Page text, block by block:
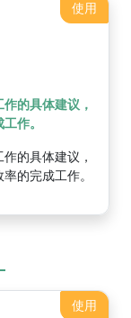
使用
的具体建议，
作。
的具体建议，
的完成工作。
使用